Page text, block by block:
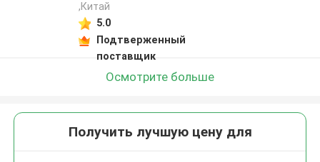
,Китай
5.0
Подтверженный
поставщик
Осмотрите больше
Получить лучшую цену для